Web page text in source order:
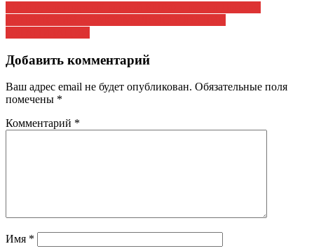
Навигация
по
Добавить комментарий
Ваш адрес email не будет опубликован. Обязательные поля
помечены *
Комментарий *
Имя *